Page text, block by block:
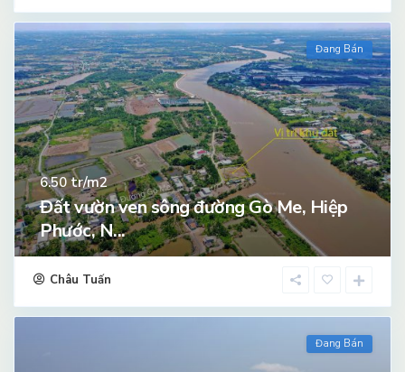
Đang Bán
6.50tr/m2
Đất vườn ven sông đường Gò Me, Hiệp
Phước, N...
Châu Tuấn
Đang Bán